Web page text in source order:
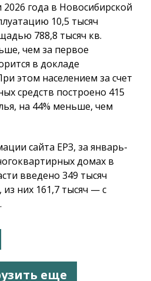
года в Новосибирской
10,5 тысяч
788,8 тысяч кв.
чем за первое
в докладе
этом населением за счет
средств построено 415
на 44% меньше, чем
сайта ЕРЗ, за январь-
домах в
введено 349 тысяч
них 161,7 тысяч — с
еще